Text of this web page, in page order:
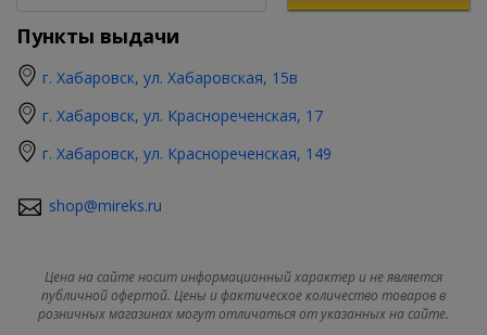
Пункты выдачи
г. Хабаровск, ул. Хабаровская, 15в
г. Хабаровск, ул. Краснореченская, 17
г. Хабаровск, ул. Краснореченская, 149
shop@mireks.ru
Цена на сайте носит информационный характер и не является
публичной офертой. Цены и фактическое количество товаров в
розничных магазинах могут отличаться от указанных на сайте.